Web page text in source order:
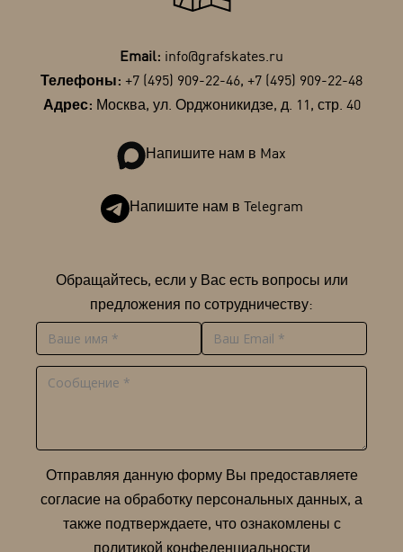
Email: info@grafskates.ru
Телефоны: +7 (495) 909-22-46, +7 (495) 909-22-48
Адрес: Москва, ул. Орджоникидзе, д. 11, стр. 40
Напишите нам в Max
Напишите нам в Telegram
Обращайтесь, если у Вас есть вопросы или
предложения по сотрудничеству:
Отправляя данную форму Вы предоставляете
согласие на обработку персональных данных, а
также подтверждаете, что ознакомлены с
политикой конфеденциальности